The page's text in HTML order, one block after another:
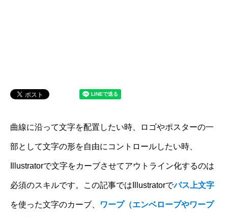
曲線に沿って文字を配置したい時、ロゴやポスターの一
部として文字の形を自由にコントロールしたい時、
Illustratorで文字をカーブさせてアウトライン化するのは
必須のスキルです。この記事ではIllustratorでパス上文字
を使った文字のカーブ、 ワープ（エンベロープやワープ